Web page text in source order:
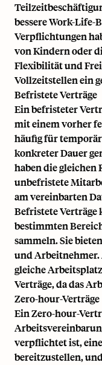
bessere Work-Life-
Verpflichtungen
von Kindern oder
Flexibilität und
Vollzeitstellen ein
Befristete Verträge
Ein befristeter
mit einem vorher
häufig für
konkreter Dauer
haben die gleichen
unbefristete
am vereinbarten
Befristete Verträge
bestimmten
sammeln. Sie
und
gleiche
Verträge, da das
Zero-hour-Verträge
Ein Zero-hour-
verpflichtet ist,
bereitzustellen,